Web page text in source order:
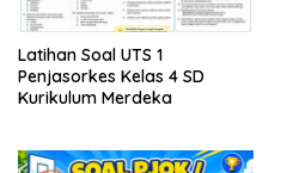
Latihan Soal UTS 1
Penjasorkes Kelas 4 SD
Kurikulum Merdeka